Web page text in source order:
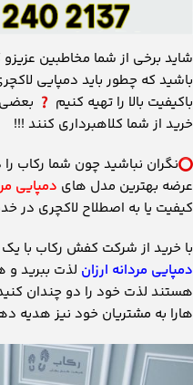
شاید برخی از شما مخاطبین
باشید که چطور باید دمپایی
باکیفیت بالا را تهیه کنیم
بعضی
خرید از شما کلاهبرداری کنند !!!
نگران نباشید چون شما رکاب
عرضه بهترین مدل های دمپایی
کیفیت یا به اصطلاح لاکچری در
با خرید از شرکت کفش رکاب با
دمپایی مردانه ارزان لذت ببرید و
هستند لذت خود را دو چندان
هارا به مشتریان خود نیز هدیه